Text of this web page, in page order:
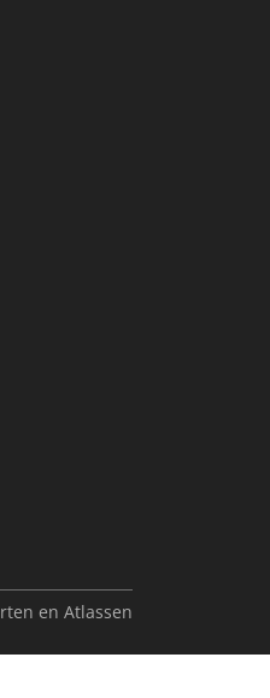
en Atlassen